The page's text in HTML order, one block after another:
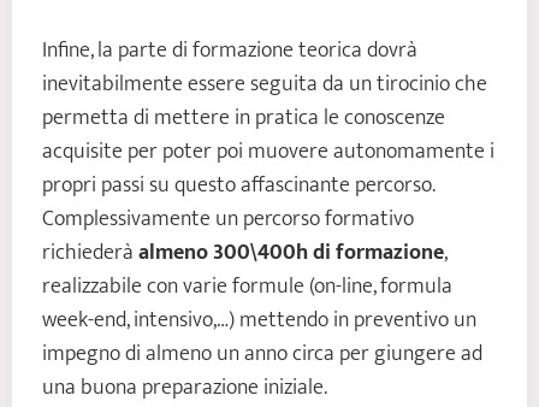
Infine, la parte di formazione teorica dovrà
inevitabilmente essere seguita da un tirocinio che
permetta di mettere in pratica le conoscenze
acquisite per poter poi muovere autonomamente i
propri passi su questo affascinante percorso.
Complessivamente un percorso formativo
richiederàalmeno 300\400h di formazione,
realizzabile con varie formule (on-line, formula
week-end, intensivo,…) mettendo in preventivo un
impegno di almeno un anno circa per giungere ad
una buona preparazione iniziale.